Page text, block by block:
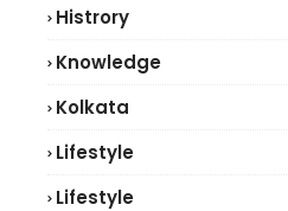
Histrory
Knowledge
Kolkata
Lifestyle
Lifestyle